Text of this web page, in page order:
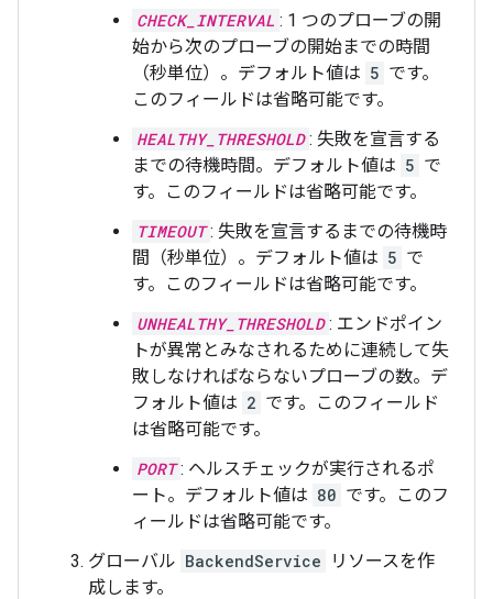
CHECK_INTERVAL : 1 つのプローブの開
始から次のプローブの開始までの時間
（秒単位）。デフォルト値は 5 です。
このフィールドは省略可能です。
HEALTHY_THRESHOLD : 失敗を宣言する
までの待機時間。デフォルト値は 5 で
す。このフィールドは省略可能です。
TIMEOUT : 失敗を宣言するまでの待機時
間（秒単位）。デフォルト値は 5 で
す。このフィールドは省略可能です。
UNHEALTHY_THRESHOLD : エンドポイン
トが異常とみなされるために連続して失
敗しなければならないプローブの数。デ
フォルト値は 2 です。このフィールド
は省略可能です。
PORT : ヘルスチェックが実行されるポ
ート。デフォルト値は 80 です。このフ
ィールドは省略可能です。
グローバル BackendService
リソースを作
成します。